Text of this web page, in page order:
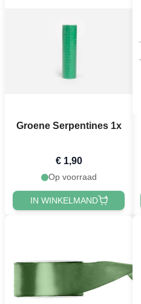
Groene Serpentines 1x
€ 1,90
Op voorraad
IN WINKELMAND